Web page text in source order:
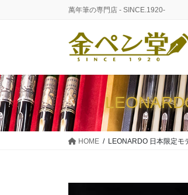
に
移
動
ョ
ン
に
移
動
萬年筆の専門店 - SINCE.1920-
HOME LEONARDO 日本限定モ